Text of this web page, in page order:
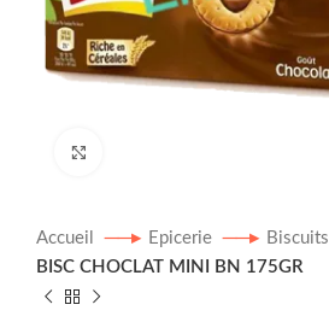
Accueil Epicerie
Biscuits
BISC CHOCLAT MINI BN 175GR